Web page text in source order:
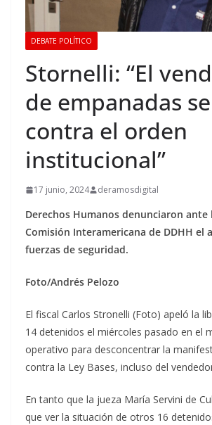
DEBATE POLÍTICO
Stornelli: “El
de empanadas
contra el orden
institucional”
17 junio, 2024 deramosdigital
Derechos Humanos denunciaron ante
Comisión Interamericana de DDHH el
fuerzas de seguridad.
Foto/Andrés Pelozo
El fiscal Carlos Stronelli (Foto) apeló la
14 detenidos el miércoles pasado en el
operativo para desconcentrar la
contra la Ley Bases, incluso del
En tanto que la jueza María Servini de
que ver la situación de otros 16